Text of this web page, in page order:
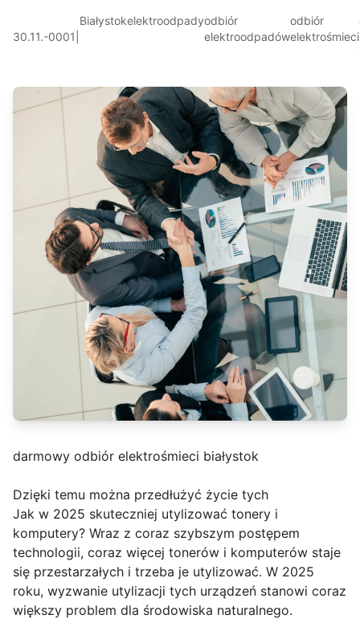
30.11.-0001
Białystokelektroodpadyodbiór
elektroodpadów
odbiór
elektrośmieci
darmowy odbiór elektrośmieci białystok
Dzięki temu można przedłużyć życie tych
Jak w 2025 skuteczniej utylizować tonery i
komputery? Wraz z coraz szybszym postępem
technologii, coraz więcej tonerów i komputerów staje
się przestarzałych i trzeba je utylizować. W 2025
roku, wyzwanie utylizacji tych urządzeń stanowi coraz
większy problem dla środowiska naturalnego.